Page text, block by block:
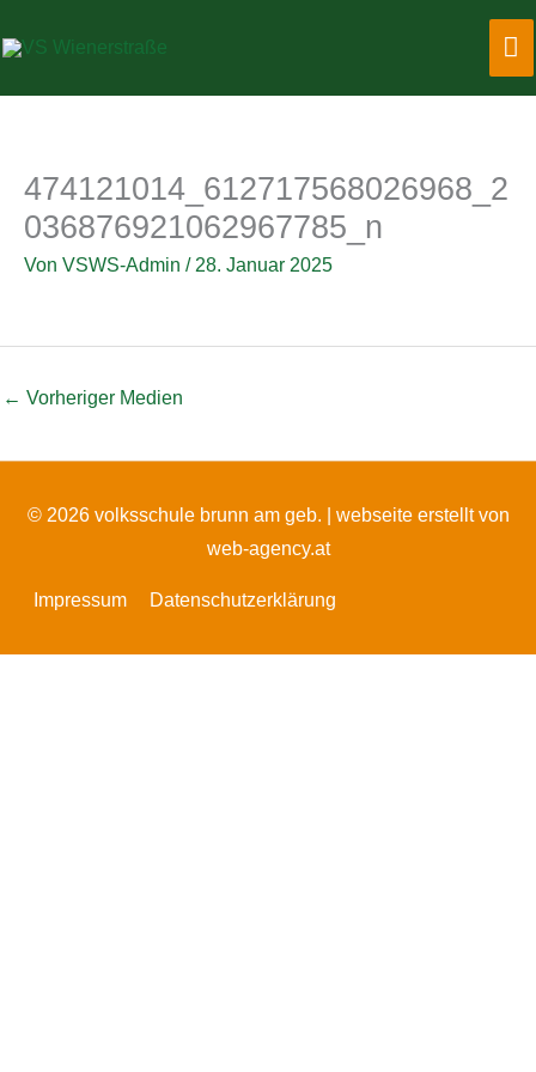
Inhalt
474121014_612717568026968_2
036876921062967785_n
Von VSWS-Admin / 28. Januar 2025
← Vorheriger Medien
© 2026 volksschule brunn am geb. | webseite erstellt von
web-agency.at
Impressum Datenschutzerklärung